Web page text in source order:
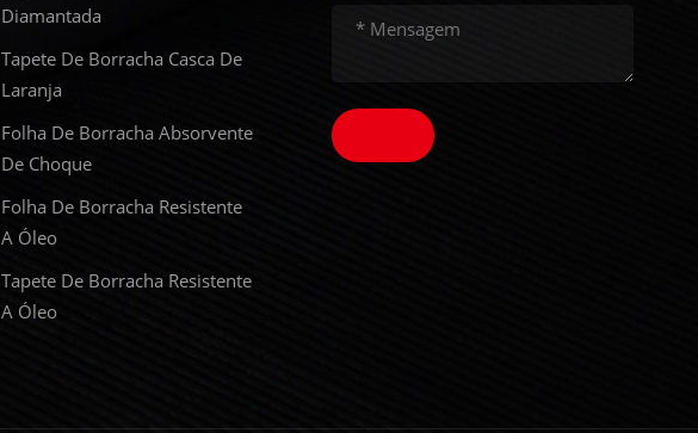
Diamantada
Tapete De Borracha Casca De
Laranja
Folha De Borracha Absorvente
De Choque
Folha De Borracha Resistente
A Óleo
Tapete De Borracha Resistente
A Óleo